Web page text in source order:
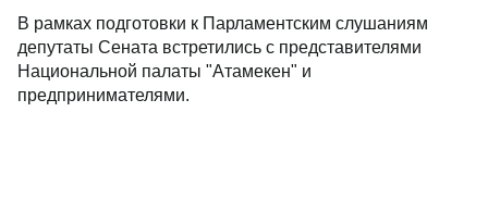
В рамках подготовки к Парламентским слушаниям
депутаты Сената встретились с представителями
Национальной палаты "Атамекен" и
предпринимателями.